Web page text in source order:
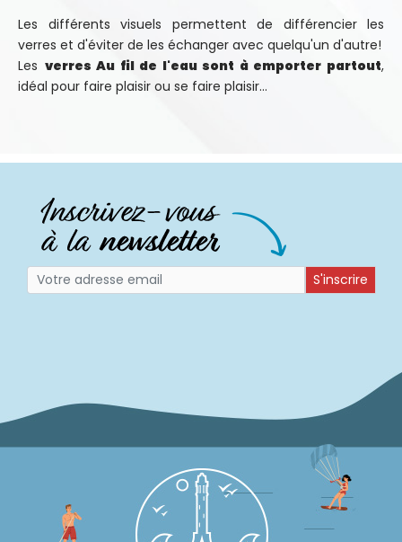
Les différents visuels permettent de différencier les
verres et d'éviter de les échanger avec quelqu'un d'autre!
Les verres Au fil de l'eau sont à emporter partout,
idéal pour faire plaisir ou se faire plaisir...
S'inscrire